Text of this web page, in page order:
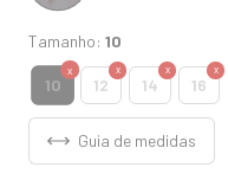
Tamanho: 10
10 12 14 16
Guia de medidas